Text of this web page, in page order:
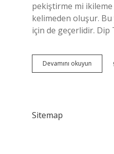
pekiştirme mi ikileme
kelimeden oluşur.
için de geçerlidir.
Devamını okuyun
Dibe
Sitemap